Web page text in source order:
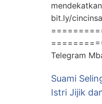
bit.ly/
Telegram
Suami
Istri Jijik